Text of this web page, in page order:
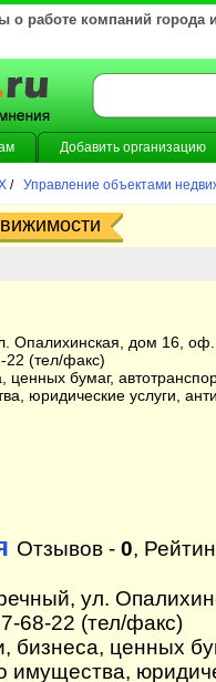
о работе компаний города
Добавить организацию
/ Управление объектами
Опалихинская, дом 16,
22 (тел/факс)
бумаг,
юридические услуги,
Отзывов - 0,
ул.
68-22 (тел/факс)
бизнеса, ценных
имущества,